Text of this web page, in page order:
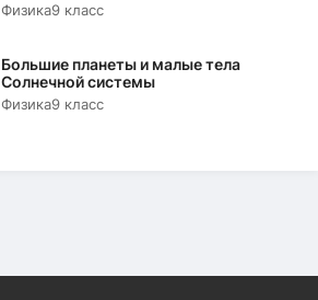
Физика9 класс
Большие планеты и малые тела
Солнечной системы
Физика9 класс